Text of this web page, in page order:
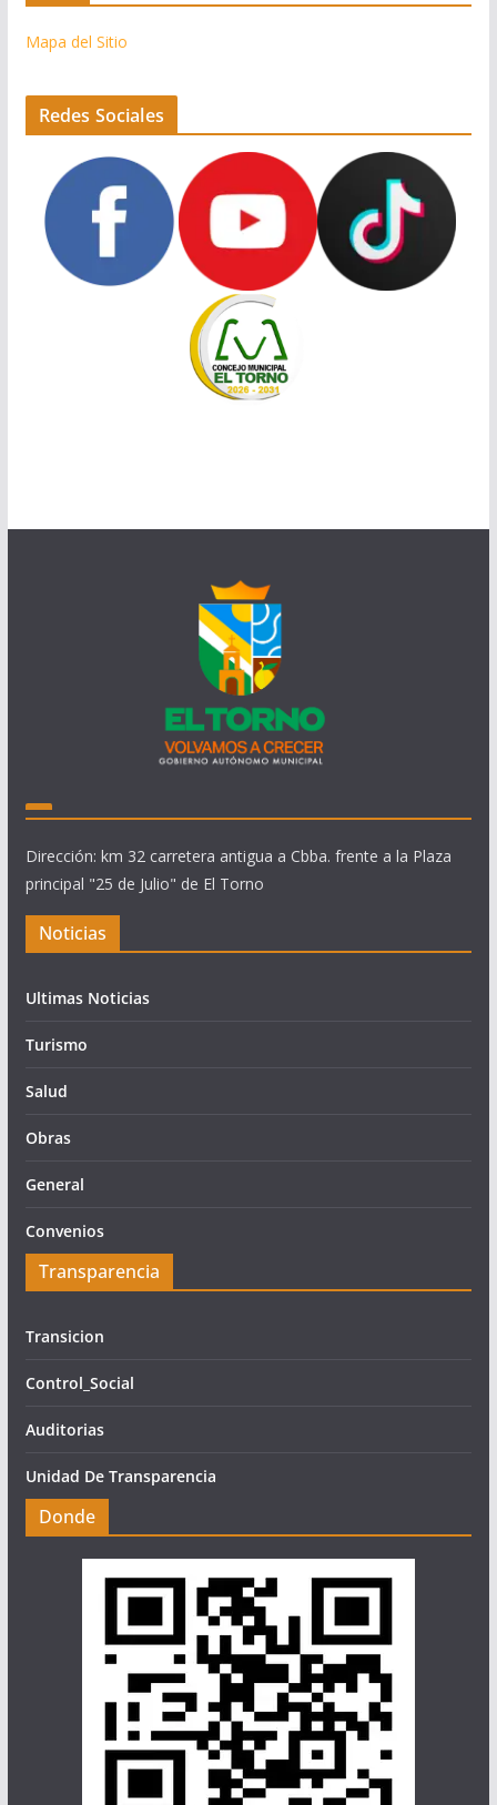
Mapa del Sitio
Redes Sociales
Dirección: km 32 carretera antigua a Cbba. frente a la Plaza
principal "25 de Julio" de El Torno
Noticias
Ultimas Noticias
Turismo
Salud
Obras
General
Convenios
Transparencia
Transicion
Control_Social
Auditorias
Unidad De Transparencia
Donde